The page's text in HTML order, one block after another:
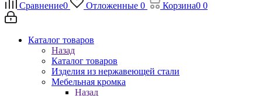
Сравнение0 Отложенные 0 Корзина0 0
Каталог товаров
Назад
Каталог товаров
Изделия из нержавеющей стали
Мебельная кромка
Назад